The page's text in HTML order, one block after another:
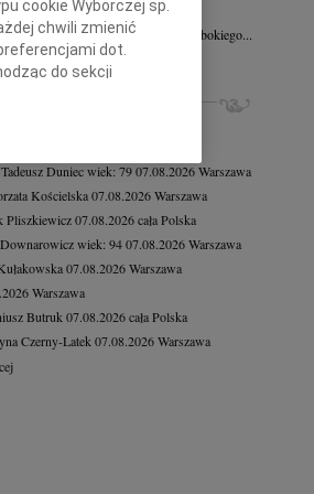
Poznań
Paplaczykowi wyrazy głębokiego...
Duniecwiek: 7907.08.2026Warszawa
Kościelska07.08.2026Warszawa
Pliszkiewicz07.08.2026cała Polska
wiek: 9407.08.2026Warszawa
07.08.2026Warszawa
Warszawa
Butruk 07.08.2026cała Polska
Czerny-Latek 07.08.2026Warszawa
cookie Wyborczej sp.
chwili zmienić
dot.
do sekcji
przeglądarki.
identyfikacji.
pomiar reklam i